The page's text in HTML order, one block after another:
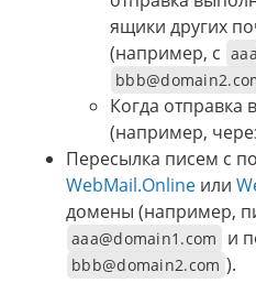
ящики других
(например, с
Когда отправка
(например,
Пересылка писем с
WebMail.Online или
домены (например,
aaa@domain1.com и
bbb@domain2.com ).